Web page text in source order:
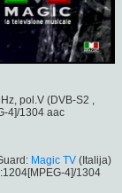
pol.V (DVB-S2 ,
4]/1304 aac
Magic TV (Italija)
4]/1304